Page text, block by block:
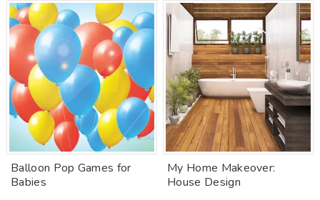
Balloon Pop Games for
Babies
My Home Makeover:
House Design